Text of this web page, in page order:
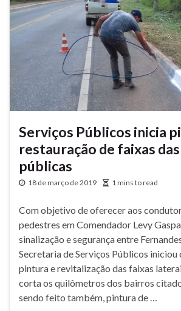
Serviços Públicos inicia
restauração de faixas
públicas
18 de março de 2019 1 mins to read
Com objetivo de oferecer aos
pedestres em Comendador Levy
sinalização e segurança entre
Secretaria de Serviços Públicos iniciou
pintura e revitalização das faixas
corta os quilômetros dos bairros
sendo feito também, pintura de …